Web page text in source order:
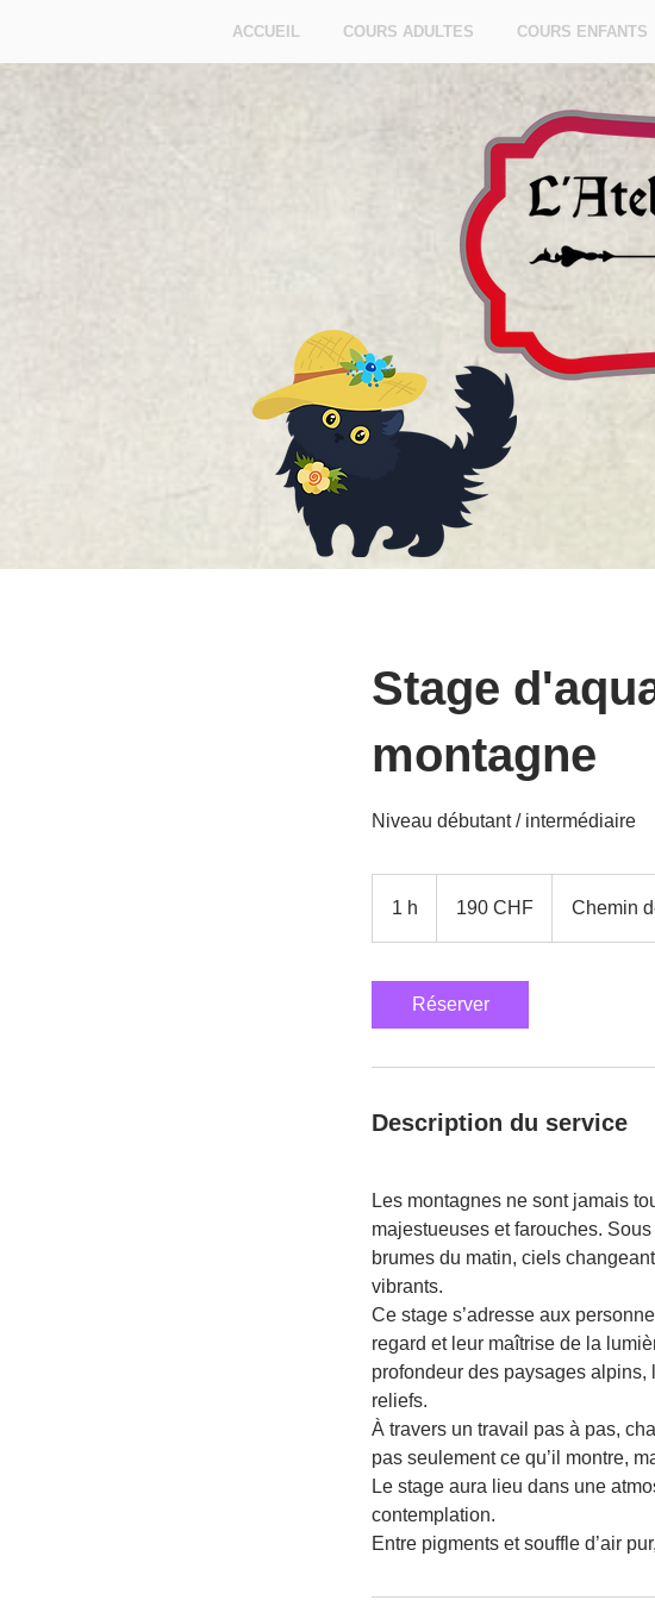
ACCUEIL COURS ADULTES COURS ENFANTS
Stage
montagne
Niveau débutant / intermédiaire
1 h
suisses
190 CHF Chemin
Réserver
Description du service
Les montagnes ne sont jamais
majestueuses et farouches.
brumes du matin, ciels
vibrants.
Ce stage s’adresse aux
regard et leur maîtrise de la
profondeur des paysages alpins,
reliefs.
À travers un travail pas à pas,
pas seulement ce qu’il montre,
Le stage aura lieu dans une
contemplation.
Entre pigments et souffle d’air